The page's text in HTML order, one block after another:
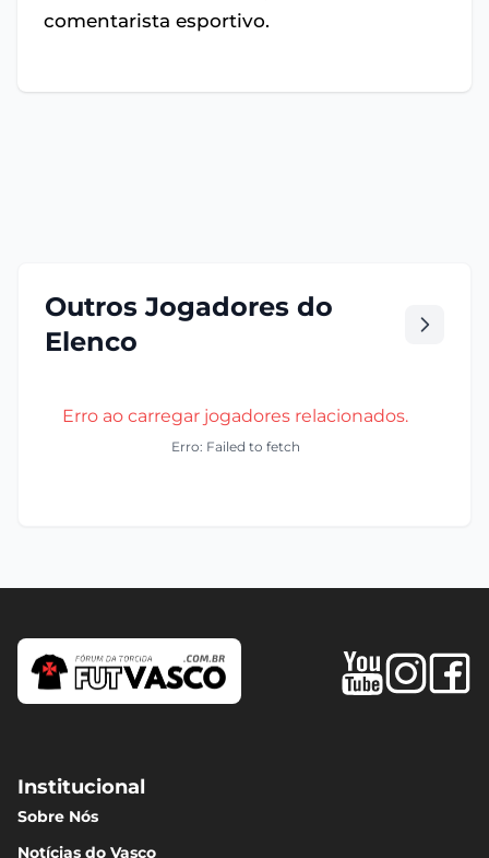
comentarista esportivo.
Outros Jogadores do
Elenco
Erro ao carregar jogadores relacionados.
Erro: Failed to fetch
Institucional
Sobre Nós
Notícias do Vasco